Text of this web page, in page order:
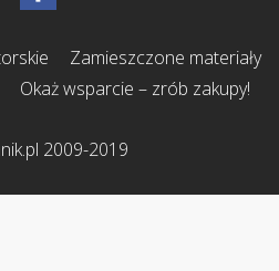
Zamieszczone materiały
Okaż wsparcie – zrób zakupy!
2009-2019